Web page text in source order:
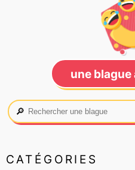
une blague
🔎
CATÉGORIES